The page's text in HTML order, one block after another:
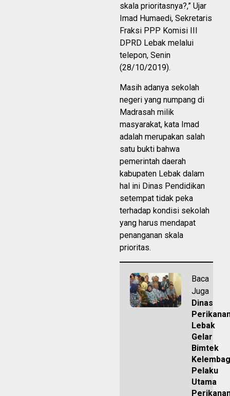
skala prioritasnya?,” Ujar
Imad Humaedi, Sekretaris
Fraksi PPP Komisi III
DPRD Lebak melalui
telepon, Senin
(28/10/2019).
Masih adanya sekolah
negeri yang numpang di
Madrasah milik
masyarakat, kata Imad
adalah merupakan salah
satu bukti bahwa
pemerintah daerah
kabupaten Lebak dalam
hal ini Dinas Pendidikan
setempat tidak peka
terhadap kondisi sekolah
yang harus mendapat
penanganan skala
prioritas.
Baca
Juga
Dinas
Lebak
Gelar
Bimtek
Pelaku
Utama